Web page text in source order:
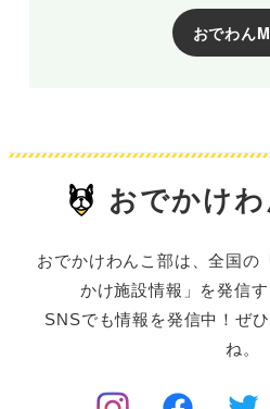
おでわん
おでかけ
おでかけわんこ部は、全国の
かけ施設情報」を発信す
SNSでも情報を発信中！ぜ
ね。